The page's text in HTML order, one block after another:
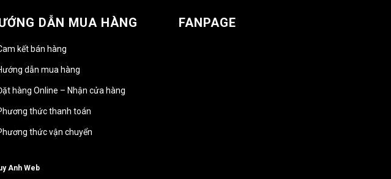
DẪN MUA HÀNG
kết bán hàng
dẫn mua hàng
hàng Online – Nhận cửa hàng
thức thanh toán
thức vận chuyển
FANPAGE
Anh Web